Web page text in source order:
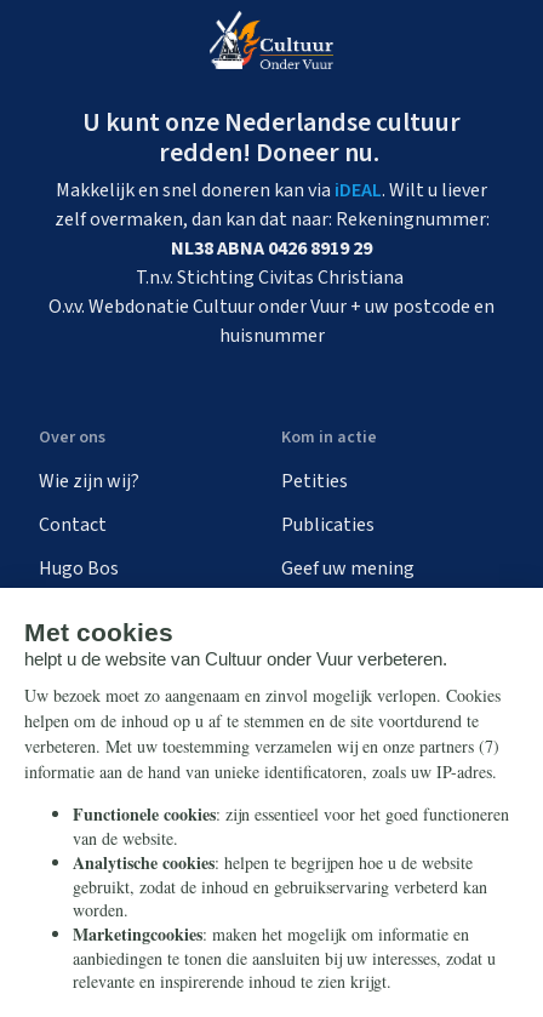
U kunt onze Nederlandse cultuur
redden! Doneer nu.
Makkelijk en snel doneren kan via iDEAL. Wilt u liever
zelf overmaken, dan kan dat naar: Rekeningnummer:
NL38 ABNA 0426 8919 29
T.n.v. Stichting Civitas Christiana
O.v.v. Webdonatie Cultuur onder Vuur + uw postcode en
huisnummer
Over ons
Wie zijn wij?
Contact
Hugo Bos
Kom in actie
Petities
Publicaties
Geef uw mening
Steun ons
Nieuwsbrief
Eenmalig
Maandelijks
Periodiek
Nalaten
Zelf overschrijven
Info
Contact
Ontvang onze Telegram-
berichten